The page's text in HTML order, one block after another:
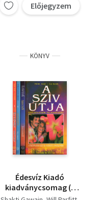
Előjegyzem
KÖNYV
Édesvíz Kiadó
kiadványcsomag (4
db): Élj a fényben (Út